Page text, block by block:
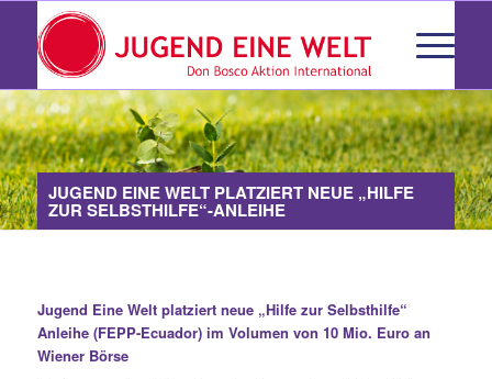
JUGEND EINE WELT PLATZIERT NEUE „HILFE
ZUR SELBSTHILFE“-ANLEIHE
Jugend Eine Welt platziert neue „Hilfe zur Selbsthilfe“
Anleihe (FEPP-Ecuador) im Volumen von 10 Mio. Euro an
Wiener Börse